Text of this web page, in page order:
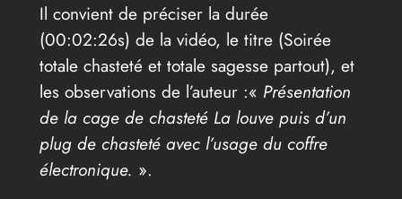
Il convient de préciser la durée
(00:02:26s) de la vidéo, le titre (Soirée
totale chasteté et totale sagesse partout), et
les observations de l’auteur :« Présentation
de la cage de chasteté La louve puis d’un
plug de chasteté avec l’usage du coffre
électronique. ».